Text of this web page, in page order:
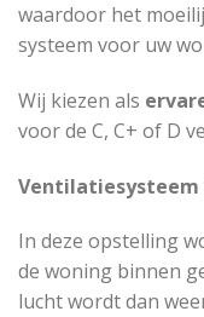
waardoor het
systeem voor uw
Wij kiezen als
voor de C, C+ of D
Ventilatiesysteem
In deze opstelling
de woning binnen
lucht wordt dan